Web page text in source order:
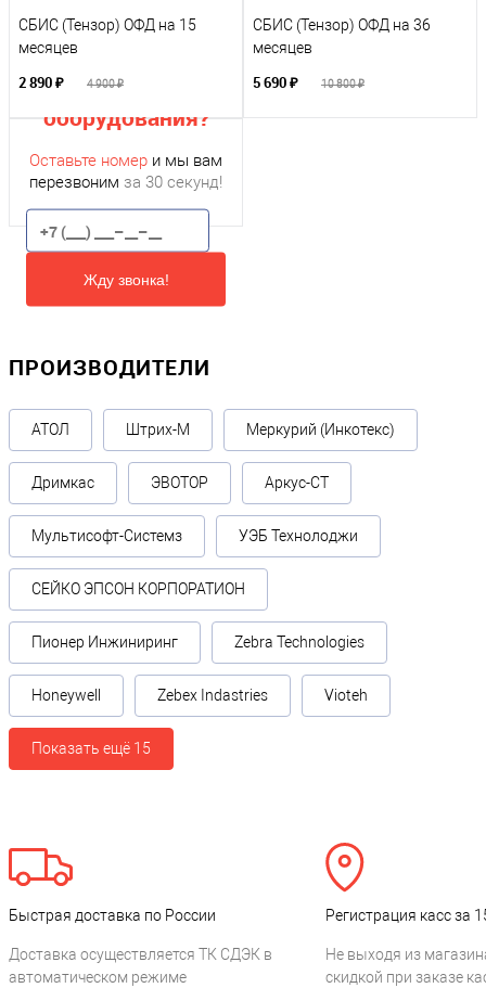
СБИС (Тензор) ОФД на 15
месяцев
2 890 ₽ 4 900 ₽
СБИС (Тензор) ОФД на 36
месяцев
5 690 ₽ 10 800 ₽
Нужна помощь с
подбором
оборудования?
Оставьте номер и мы вам
перезвоним за 30 секунд!
Жду звонка!
ПРОИЗВОДИТЕЛИ
АТОЛ Штрих-М Меркурий (Инкотекс)
Дримкас ЭВОТОР Аркус-СТ
Мультисофт-Системз УЭБ Технолоджи
СЕЙКО ЭПСОН КОРПОРАТИОН
Пионер Инжиниринг Zebra Technologies
Honeywell Zebex Indastries Vioteh
Показать ещё 15
Быстрая доставка по России
Доставка осуществляется ТК СДЭК в
автоматическом режиме
Регистрация касс за
Не выходя из
скидкой при заказе